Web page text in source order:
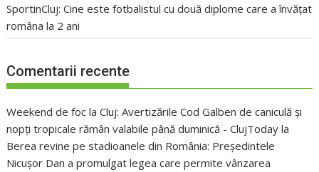
SportinCluj: Cine este fotbalistul cu două diplome care a învățat
româna la 2 ani
Comentarii recente
Weekend de foc la Cluj: Avertizările Cod Galben de caniculă și
nopți tropicale rămân valabile până duminică - ClujToday la
Berea revine pe stadioanele din România: Președintele
Nicușor Dan a promulgat legea care permite vânzarea